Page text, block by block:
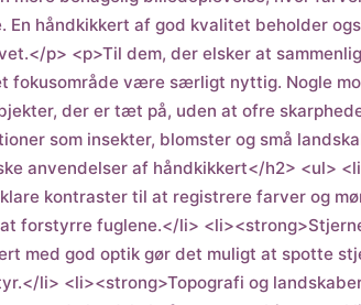
håndkikkert af god kvalitet beholder
p> <p>Til dem, der elsker at
fokusområde være særligt nyttig. Nogle
der er tæt på, uden at ofre
som insekter, blomster og små
anvendelser af håndkikkert</h2> <ul>
kontraster til at registrere farver og
forstyrre fuglene.</li>
med god optik gør det muligt at spotte
li> <li><strong>Topografi og